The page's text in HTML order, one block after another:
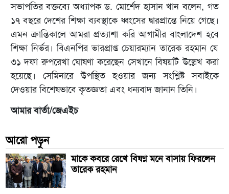
সভাপতির বক্তব্যে অধ্যাপক ড. মোর্শেদ হাসান খান বলেন, গত
১৭ বছরে দেশের শিক্ষা ব্যবস্থাকে ধ্বংসের দ্বারপ্রান্তে নিয়ে গেছে।
এমন ক্রান্তিকালে আমরা প্রত্যাশা করি আগামীর বাংলাদেশ হবে
শিক্ষা নির্ভর। বিএনপির ভারপ্রাপ্ত চেয়ারম্যান তারেক রহমান যে
৩১ দফা রুপরেখা ঘোষণা করেছেন সেখানে বিষয়টি উল্লেখ করা
হয়েছে। সেমিনারে উপস্থিত হওয়ার জন্য সংশ্লিষ্ট সবাইকে
দেওয়ার বিশেষভাবে কৃতজ্ঞতা এবং ধন্যবাদ জানান তিনি।
আমার বার্তা/জেএইচ
আরো পড়ুন
মাকে কবরে রেখে বিষণ্ন মনে বাসায় ফিরলেন
তারেক রহমান